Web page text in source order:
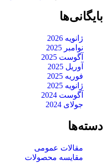
بایگانی‌ها
ژانویه 2026
نوامبر 2025
آگوست 2025
آوریل 2025
فوریه 2025
ژانویه 2025
آگوست 2024
جولای 2024
دسته‌ها
مقالات عمومی
مقایسه محصولات